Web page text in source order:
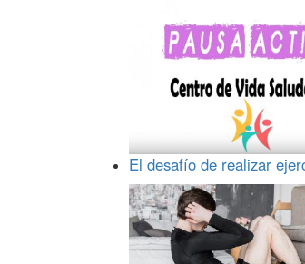
El desafío de realizar